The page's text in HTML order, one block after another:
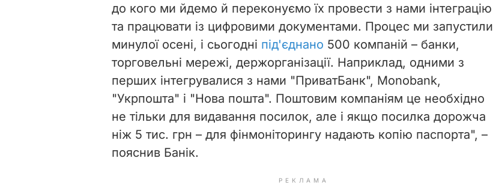
до кого ми йдемо й переконуємо їх провести з нами інтеграцію
та працювати із цифровими документами. Процес ми запустили
минулої осені, і сьогодні під'єднано 500 компаній – банки,
торговельні мережі, держорганізації. Наприклад, одними з
перших інтегрувалися з нами "ПриватБанк", Monobank,
"Укрпошта" і "Нова пошта". Поштовим компаніям це необхідно
не тільки для видавання посилок, але і якщо посилка дорожча
ніж 5 тис. грн – для фінмоніторингу надають копію паспорта", –
пояснив Банік.
РЕКЛАМА